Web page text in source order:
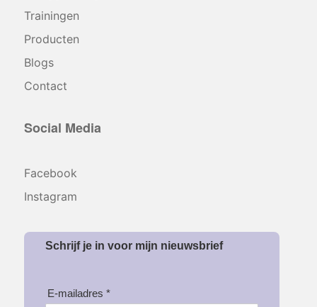
Trainingen
Producten
Blogs
Contact
Social Media
Facebook
Instagram
Schrijf je in voor mijn nieuwsbrief
E-mailadres *